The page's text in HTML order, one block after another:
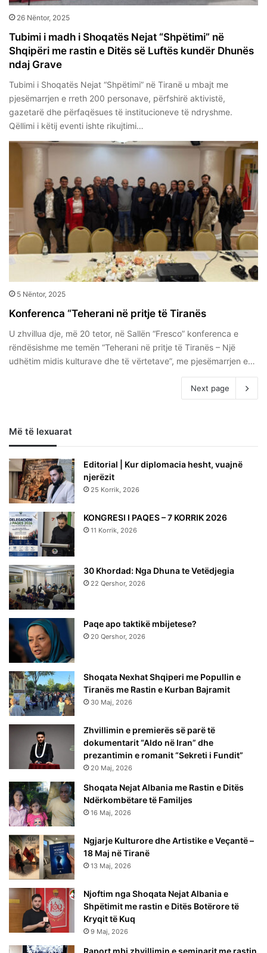
26 Nëntor, 2025
Tubimi i madh i Shoqatës Nejat “Shpëtimi” në
Shqipëri me rastin e Ditës së Luftës kundër Dhunës
ndaj Grave
Tubimi i Shoqatës Nejat “Shpëtimi” në Tiranë u mbajt me
pjesëmarrjen e rreth 200 personave, përfshirë aktivistë,
gazetarë dhe përfaqësues të institucioneve të ndryshme.
Qëllimi i këtij eventi ishte rikujtimi…
5 Nëntor, 2025
Konferenca “Teherani në pritje të Tiranës
U zhvillua dje, më 20 tetor, në Sallën “Fresco” konferenca e
rëndësishme me temën “Teherani në pritje të Tiranës – Një
udhëtim midis kulturave dhe të vërtetave”, me pjesëmarrjen e…
Next page
Më të lexuarat
Editorial | Kur diplomacia hesht, vuajnë
njerëzit
25 Korrik, 2026
KONGRESI I PAQES – 7 KORRIK 2026
11 Korrik, 2026
30 Khordad: Nga Dhuna te Vetëdjegia
22 Qershor, 2026
Paqe apo taktikë mbijetese?
20 Qershor, 2026
Shoqata Nexhat Shqiperi me Popullin e
Tiranës me Rastin e Kurban Bajramit
30 Maj, 2026
Zhvillimin e premierës së parë të
dokumentarit “Aldo në Iran” dhe
prezantimin e romanit “Sekreti i Fundit”
20 Maj, 2026
Shoqata Nejat Albania me Rastin e Ditës
Ndërkombëtare të Familjes
16 Maj, 2026
Ngjarje Kulturore dhe Artistike e Veçantë –
18 Maj në Tiranë
13 Maj, 2026
Njoftim nga Shoqata Nejat Albania e
Shpëtimit me rastin e Ditës Botërore të
Kryqit të Kuq
9 Maj, 2026
Raport mbi zhvillimin e seminarit me rastin